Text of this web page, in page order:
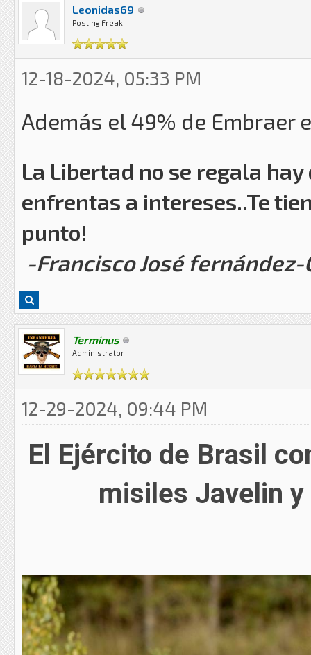
Leonidas69
Posting Freak
12-18-2024, 05:33 PM
Además el 49% de Embraer
La Libertad no se regala
enfrentas a intereses..Te
punto!
-Francisco José
Terminus
Administrator
12-29-2024, 09:44 PM
El Ejército de Brasil
misiles Javelin